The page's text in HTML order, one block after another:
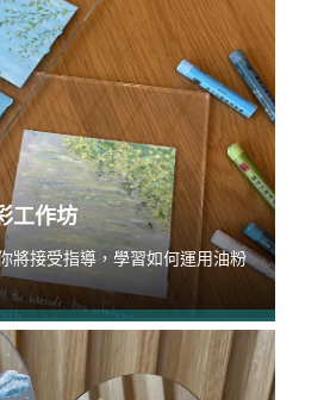
工作坊
將接受指導，學習如何運用油粉